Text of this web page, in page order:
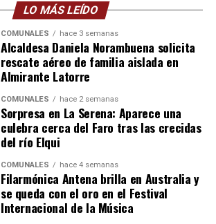
LO MÁS LEÍDO
COMUNALES hace 3 semanas
Alcaldesa Daniela Norambuena solicita
rescate aéreo de familia aislada en
Almirante Latorre
COMUNALES hace 2 semanas
Sorpresa en La Serena: Aparece una
culebra cerca del Faro tras las crecidas
del río Elqui
COMUNALES hace 4 semanas
Filarmónica Antena brilla en Australia y
se queda con el oro en el Festival
Internacional de la Música